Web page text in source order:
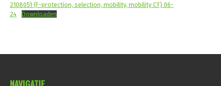
2108051 (F-protection, selection, mobility, mobility CT) 06-
24
Downloaden